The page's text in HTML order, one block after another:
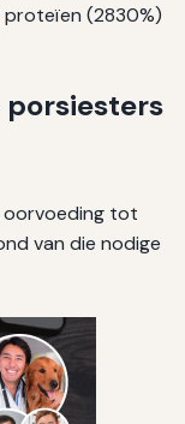
proteïen (2830%)
porsiesters
oorvoeding tot
van die nodige